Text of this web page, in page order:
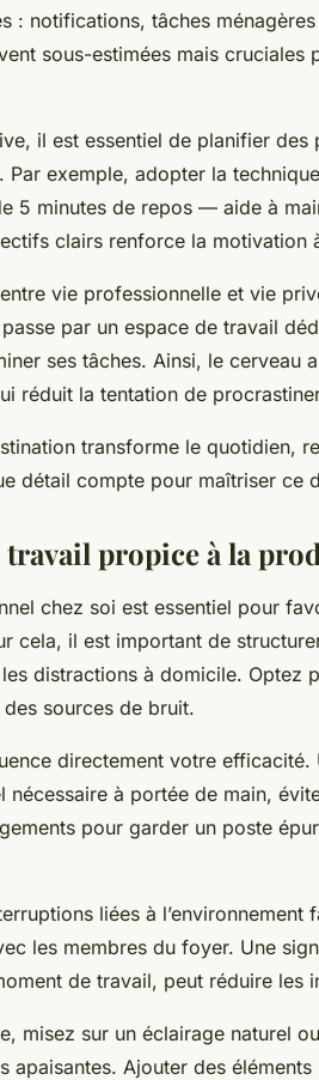
: notifications, tâches
sous-estimées mais cruciales
il est essentiel de planifier des
Par exemple, adopter la
5 minutes de repos — aide à
clairs renforce la motivation
vie professionnelle et vie
par un espace de travail
ses tâches. Ainsi, le cerveau
réduit la tentation de
transforme le quotidien,
détail compte pour maîtriser ce
travail propice à la
chez soi est essentiel pour
cela, il est important de
distractions à domicile. Optez
sources de bruit.
directement votre efficacité.
nécessaire à portée de main,
pour garder un poste
liées à l’environnement
les membres du foyer. Une
de travail, peut réduire les
misez sur un éclairage naturel
apaisantes. Ajouter des